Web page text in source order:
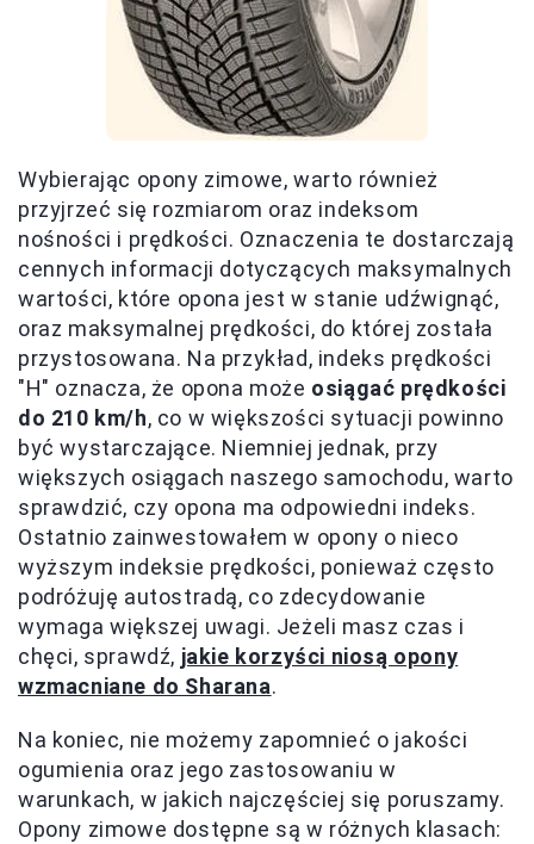
Wybierając opony zimowe, warto również
przyjrzeć się rozmiarom oraz indeksom
nośności i prędkości. Oznaczenia te dostarczają
cennych informacji dotyczących maksymalnych
wartości, które opona jest w stanie udźwignąć,
oraz maksymalnej prędkości, do której została
przystosowana. Na przykład, indeks prędkości
"H" oznacza, że opona może osiągać prędkości
do 210 km/h, co w większości sytuacji powinno
być wystarczające. Niemniej jednak, przy
większych osiągach naszego samochodu, warto
sprawdzić, czy opona ma odpowiedni indeks.
Ostatnio zainwestowałem w opony o nieco
wyższym indeksie prędkości, ponieważ często
podróżuję autostradą, co zdecydowanie
wymaga większej uwagi. Jeżeli masz czas i
chęci, sprawdź, jakie korzyści niosą opony
wzmacniane do Sharana.
Na koniec, nie możemy zapomnieć o jakości
ogumienia oraz jego zastosowaniu w
warunkach, w jakich najczęściej się poruszamy.
Opony zimowe dostępne są w różnych klasach: